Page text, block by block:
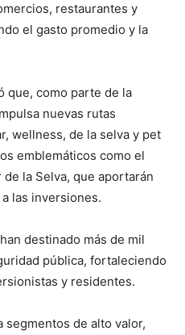
restaurantes y
el gasto promedio y la
que, como parte de la
nuevas rutas
wellness, de la selva y pet
emblemáticos como el
la Selva, que aportarán
las inversiones.
destinado más de mil
pública, fortaleciendo
y residentes.
segmentos de alto valor,